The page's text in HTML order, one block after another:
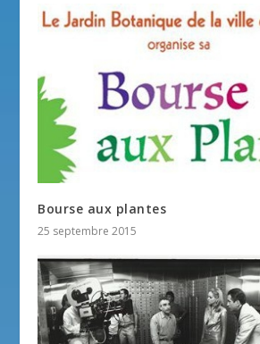
Bourse aux plantes
25 septembre 2015